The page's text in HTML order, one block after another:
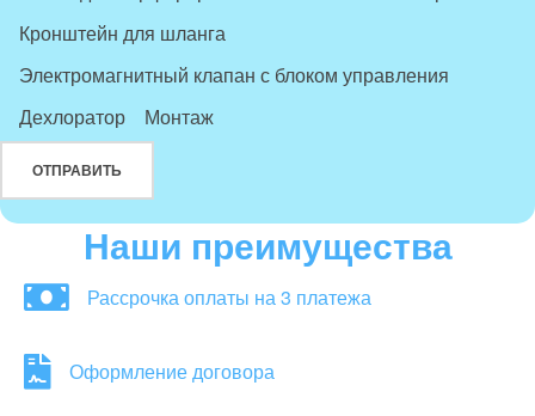
Кронштейн для шланга
Электромагнитный клапан с блоком управления
Дехлоратор
Монтаж
Наши преимущества
Рассрочка оплаты на 3 платежа
Оформление договора